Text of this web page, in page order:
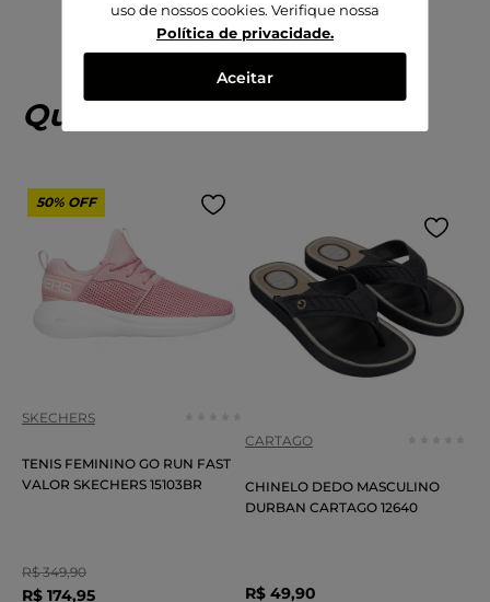
uso de nossos cookies. Verifique nossa
Política de privacidade.
Aceitar
Quem viu, viu também!
50% OFF
SKECHERS
TENIS FEMININO GO RUN FAST
VALOR SKECHERS 15103BR
R$ 349,90
R$ 174,95
CARTAGO
CHINELO DEDO MASCULINO
DURBAN CARTAGO 12640
R$ 49,90